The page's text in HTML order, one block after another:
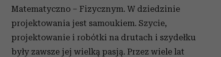
Matematyczno – Fizycznym. W dziedzinie
projektowania jest samoukiem. Szycie,
projektowanie i robótki na drutach i szydełku
były zawsze jej wielką pasją. Przez wiele lat